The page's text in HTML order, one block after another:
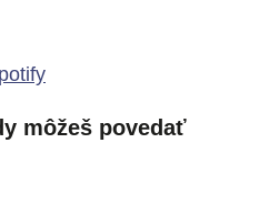
môžeš povedať